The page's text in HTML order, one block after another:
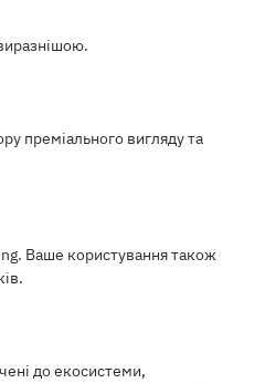
преміального вигляду та
Ваше користування також
до екосистеми,